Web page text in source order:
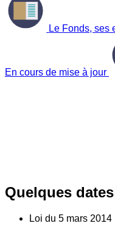
Le Fonds, ses
En cours de mise à jour
Quelques
Loi du 5 mars 2014